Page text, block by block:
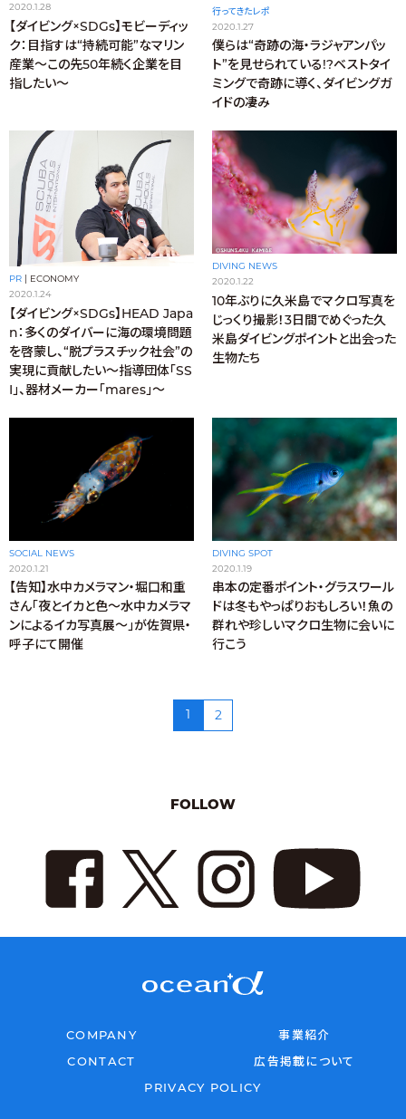
2020.1.28
【ダイビング×SDGs】モビーディッ
ク：目指すは“持続可能”なマリン
産業〜この先50年続く企業を目
指したい〜
行ってきたレポ
2020.1.27
僕らは“奇跡の海・ラジャアンパッ
ト”を見せられている!?ベストタイ
ミングで奇跡に導く、ダイビングガ
イドの凄み
PR
ECONOMY
2020.1.24
【ダイビング×SDGs】HEAD Japa
n：多くのダイバーに海の環境問題
を啓蒙し、“脱プラスチック社会”の
実現に貢献したい〜指導団体「SS
I」、器材メーカー「mares」〜
DIVING NEWS
2020.1.22
10年ぶりに久米島でマクロ写真を
じっくり撮影！3日間でめぐった久
米島ダイビングポイントと出会った
生物たち
SOCIAL NEWS
2020.1.21
【告知】水中カメラマン・堀口和重
さん「夜とイカと色〜水中カメラマ
ンによるイカ写真展〜」が佐賀県・
呼子にて開催
DIVING SPOT
2020.1.19
串本の定番ポイント・グラスワール
ドは冬もやっぱりおもしろい！魚の
群れや珍しいマクロ生物に会いに
行こう
1 2
FOLLOW
COMPANY
事業紹介
CONTACT
広告掲載について
PRIVACY POLICY